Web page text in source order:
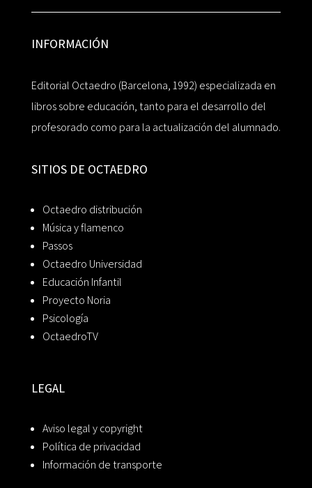
INFORMACIÓN
Editorial Octaedro (Barcelona, 1992) especializada en
libros sobre educación, tanto para el desarrollo del
profesorado como para la actualización del alumnado.
SITIOS DE OCTAEDRO
Octaedro distribución
Música y flamenco
Passos
Octaedro Universidad
Educación Infantil
Proyecto Noria
Psicología
OctaedroTV
LEGAL
Aviso legal y copyright
Política de privacidad
Información de transporte